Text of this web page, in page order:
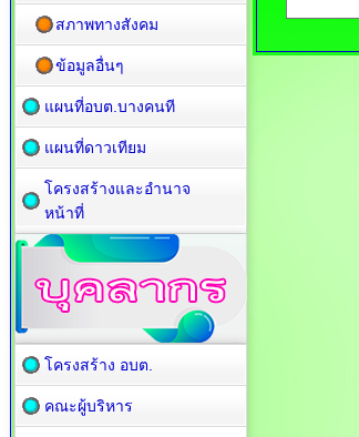
สภาพทางสังคม
ข้อมูลอื่นๆ
แผนที่อบต.บางคนที
แผนที่ดาวเทียม
โครงสร้างและอำนาจ
หน้าที่
โครงสร้าง อบต.
คณะผู้บริหาร